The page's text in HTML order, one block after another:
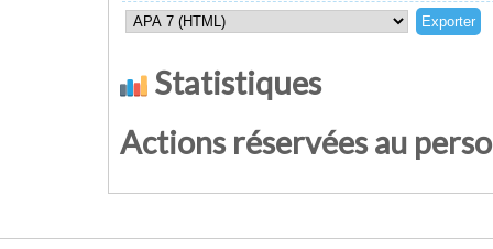
Statistiques
Actions réservées au